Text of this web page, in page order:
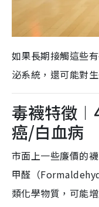
如果長期接觸這些
泌系統，還可能對
毒襪特徵
癌/白血病
市面上一些廉價的
甲醛（
類化學物質，可能